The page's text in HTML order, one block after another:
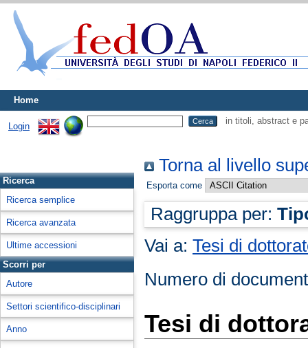
Home
Login
in titoli, abstract e
Ricerca
Ricerca semplice
Ricerca avanzata
Ultime accessioni
Scorri per
Autore
Settori scientifico-disciplinari
Anno
Torna al livello
Esporta come
Raggruppa per:
Vai a:Tesi di
Numero di
Tesi di